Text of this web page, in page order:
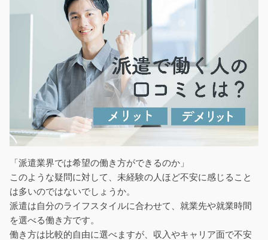
「派遣業界では希望の働き方ができるのか」
このような疑問に対して、未経験の人ほど不安に感じること
は多いのではないでしょうか。
派遣は自分のライフスタイルに合わせて、就業先や就業時間
を選べる働き方です。
働き方は比較的自由に選べますが、収入やキャリア面で不安